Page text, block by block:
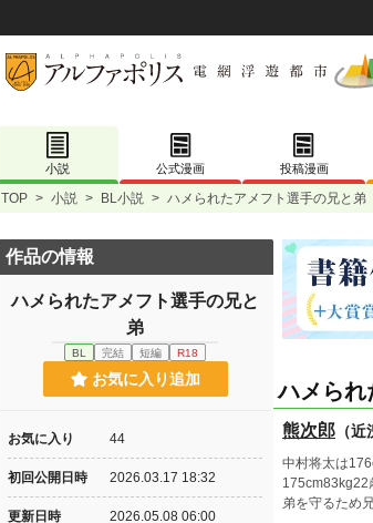
小説 公式漫画 投稿漫画
TOP > 小説 > BL小説 > ハメられたアメフト選手の兄と弟
ハメられ
熊次郎 （
中村将太は
175cm83kg22
弟を守るため
作品の情報
ハメられたアメフト選手の兄と
弟
BL 完結 短編 R18
お気に入り追加
お気に入り 44
初回公開日時 2026.03.17 18:32
更新日時 2026.05.08 06:00